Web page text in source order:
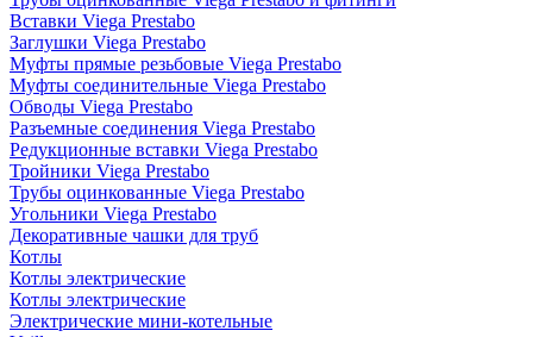
Вставки Viega Prestabo
Заглушки Viega Prestabo
Муфты прямые резьбовые Viega Prestabo
Муфты соединительные Viega Prestabo
Обводы Viega Prestabo
Разъемные соединения Viega Prestabo
Редукционные вставки Viega Prestabo
Тройники Viega Prestabo
Трубы оцинкованные Viega Prestabo
Угольники Viega Prestabo
Декоративные чашки для труб
Котлы
Котлы электрические
Котлы электрические
Электрические мини-котельные